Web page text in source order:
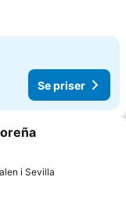
Se priser
i Sevilla